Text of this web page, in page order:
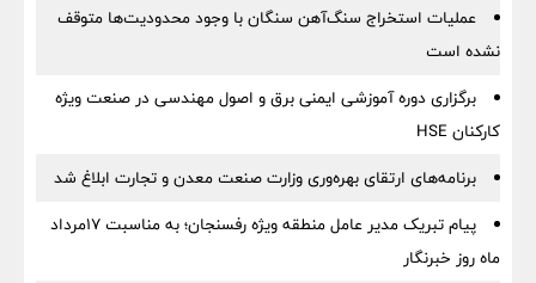
عملیات استخراج سنگ‌آهن سنگان با وجود محدودیت‌ها متوقف
نشده است
برگزاری دوره آموزشی ایمنی برق و اصول مهندسی در صنعت ویژه
کارکنان HSE
برنامه‌های ارتقای بهره‌وری وزارت صنعت معدن و تجارت ابلاغ شد
پیام تبریک مدیر عامل منطقه ویژه رفسنجان؛ به مناسبت ۱۷مرداد
ماه روز خبرنگار